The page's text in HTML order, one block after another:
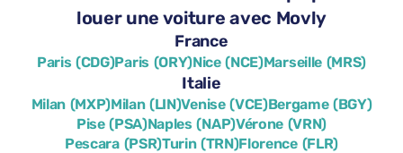
louer une voiture avec Movly
France
Paris (CDG)Paris (ORY)Nice (NCE)Marseille (MRS)
Italie
Milan (MXP)Milan (LIN)Venise (VCE)Bergame (BGY)
Pise (PSA)Naples (NAP)Vérone (VRN)
Pescara (PSR)Turin (TRN)Florence (FLR)